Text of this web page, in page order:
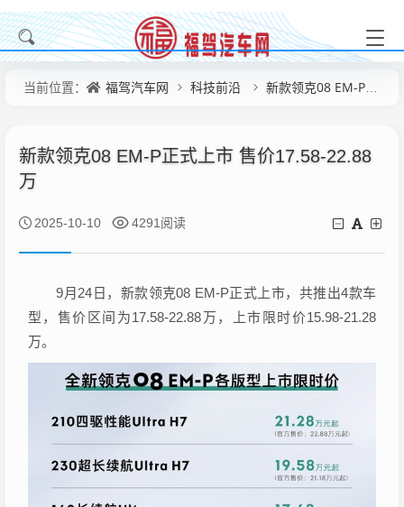
当前位置： 福驾汽车网 科技前沿 新款领克08 EM-P正式上市 售价17.58-22.88万
新款领克08 EM-P正式上市 售价17.58-22.88
万
2025-10-10 4291阅读
9月24日 ，新款领克08 EM-P正式上市，共推出4款车
型，售价区间为17.58-22.88万，上市限时价15.98-21.28
万。